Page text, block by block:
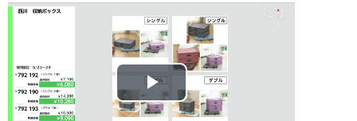
【サイズ】
・ハードボックス：約５１×６２×２５ｃｍ
・収納袋：（展開時）約１２０×２１２ｃｍ
【重さ】
・ハードボックス：約１．６５ｋｇ（１個、底板含
む）
Play